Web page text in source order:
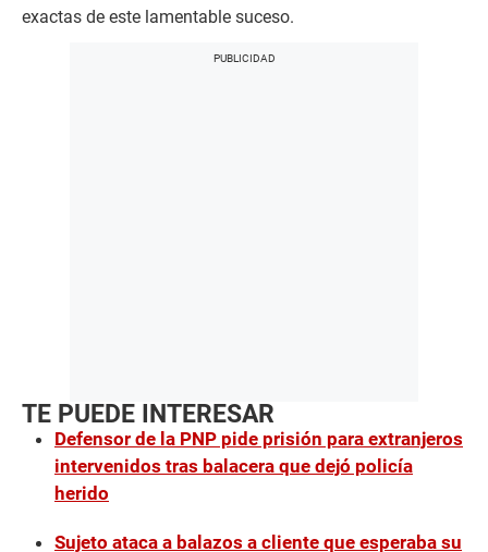
2
exactas de este lamentable suceso.
TE PUEDE INTERESAR
Defensor de la PNP pide prisión para extranjeros
intervenidos tras balacera que dejó policía
herido
Sujeto ataca a balazos a cliente que esperaba su